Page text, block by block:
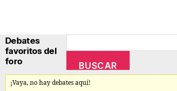
Debates
favoritos del
foro
¡Vaya, no hay debates aquí!